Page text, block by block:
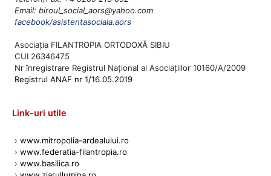
Email: biroul_social_aors@yahoo.com
facebook/asistentasociala.aors
Asociația FILANTROPIA ORTODOXĂ SIBIU
CUI 26346475
Nr înregistrare Registrul Național al Asociațiilor 10160/A/2009
Registrul ANAF nr 1/16.05.2019
Link-uri utile
› www.mitropolia-ardealului.ro
› www.federatia-filantropia.ro
› www.basilica.ro